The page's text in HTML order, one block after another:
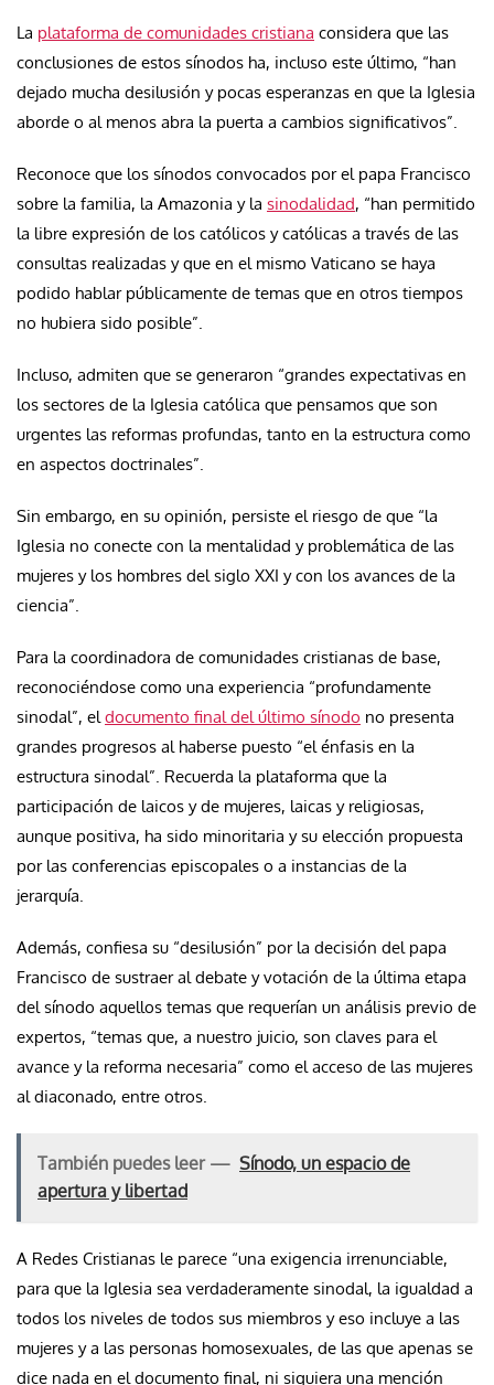
La plataforma de comunidades cristiana considera que las
conclusiones de estos sínodos ha, incluso este último, “han
dejado mucha desilusión y pocas esperanzas en que la Iglesia
aborde o al menos abra la puerta a cambios significativos”.
Reconoce que los sínodos convocados por el papa Francisco
sobre la familia, la Amazonia y la sinodalidad, “han permitido
la libre expresión de los católicos y católicas a través de las
consultas realizadas y que en el mismo Vaticano se haya
podido hablar públicamente de temas que en otros tiempos
no hubiera sido posible”.
Incluso, admiten que se generaron “grandes expectativas en
los sectores de la Iglesia católica que pensamos que son
urgentes las reformas profundas, tanto en la estructura como
en aspectos doctrinales”.
Sin embargo, en su opinión, persiste el riesgo de que “la
Iglesia no conecte con la mentalidad y problemática de las
mujeres y los hombres del siglo XXI y con los avances de la
ciencia”.
Para la coordinadora de comunidades cristianas de base,
reconociéndose como una experiencia “profundamente
sinodal”, eldocumento final del último sínodo no presenta
grandes progresos al haberse puesto “el énfasis en la
estructura sinodal”. Recuerda la plataforma que la
participación de laicos y de mujeres, laicas y religiosas,
aunque positiva, ha sido minoritaria y su elección propuesta
por las conferencias episcopales o a instancias de la
jerarquía.
Además, confiesa su “desilusión” por la decisión del papa
Francisco de sustraer al debate y votación de la última etapa
del sínodo aquellos temas que requerían un análisis previo de
expertos, “temas que, a nuestro juicio, son claves para el
avance y la reforma necesaria” como el acceso de las mujeres
al diaconado, entre otros.
También puedes leer — Sínodo, un espacio de
apertura y libertad
A Redes Cristianas le parece “una exigencia irrenunciable,
para que la Iglesia sea verdaderamente sinodal, la igualdad a
todos los niveles de todos sus miembros y eso incluye a las
mujeres y a las personas homosexuales, de las que apenas se
dice nada en el documento final, ni siquiera una mención